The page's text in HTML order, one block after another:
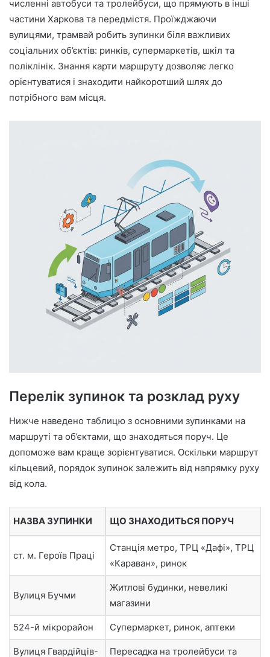
численні автобуси та тролейбуси, що прямують в інші
частини Харкова та передмістя. Проїжджаючи
вулицями, трамвай робить зупинки біля важливих
соціальних об’єктів: ринків, супермаркетів, шкіл та
поліклінік. Знання карти маршруту дозволяє легко
орієнтуватися і знаходити найкоротший шлях до
потрібного вам місця.
Перелік зупинок та розклад руху
Нижче наведено таблицю з основними зупинками на
маршруті та об’єктами, що знаходяться поруч. Це
допоможе вам краще зорієнтуватися. Оскільки маршрут
кільцевий, порядок зупинок залежить від напрямку руху
від кола.
НАЗВА ЗУПИНКИ ЩО ЗНАХОДИТЬСЯ ПОРУЧ
ст. м. Героїв Праці
Станція метро, ТРЦ «Дафі», ТРЦ
«Караван», ринок
Вулиця Бучми
Житлові будинки, невеликі
магазини
524-й мікрорайон Супермаркет, ринок, аптеки
Вулиця Гвардійців-
Пересадка на тролейбуси та